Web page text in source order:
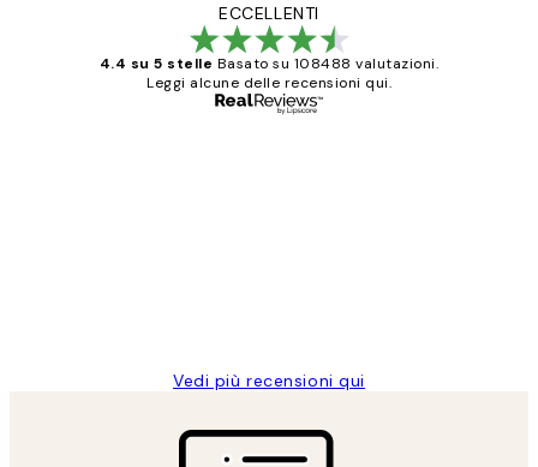
ECCELLENTI
4.4 su 5 stelle Basato su 108488 valutazioni.
Leggi alcune delle recensioni qui.
Vedi più recensioni qui